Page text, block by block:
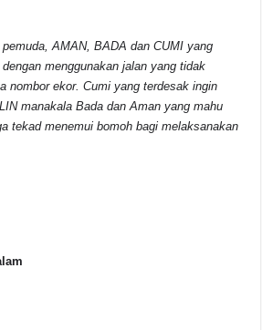
AMAN, BADA dan CUMI yang
menggunakan jalan yang tidak
nombor ekor. Cumi yang terdesak ingin
manakala Bada dan Aman yang mahu
tekad menemui bomoh bagi melaksanakan